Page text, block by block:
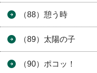
（88）憩う時
（89）太陽の子
（90）ポコッ！